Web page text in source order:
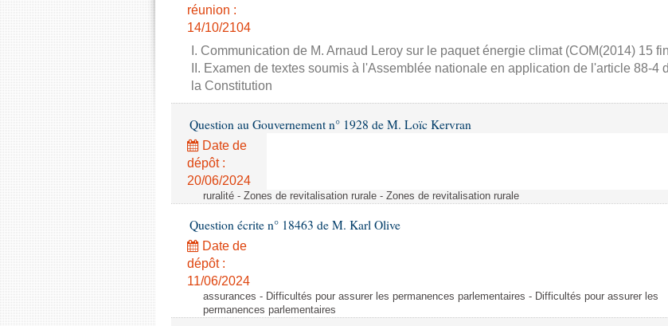
réunion :
14/10/2104
I. Communication de M. Arnaud Leroy sur le paquet énergie climat (COM(2014) 15
II. Examen de textes soumis à l'Assemblée nationale en application de l'article 88-4
la Constitution
Question au Gouvernement n° 1928 de M. Loïc Kervran
Date de
dépôt :
20/06/2024
ruralité - Zones de revitalisation rurale - Zones de revitalisation rurale
Question écrite n° 18463 de M. Karl Olive
Date de
dépôt :
11/06/2024
assurances - Difficultés pour assurer les permanences parlementaires - Difficultés pour assurer les
permanences parlementaires